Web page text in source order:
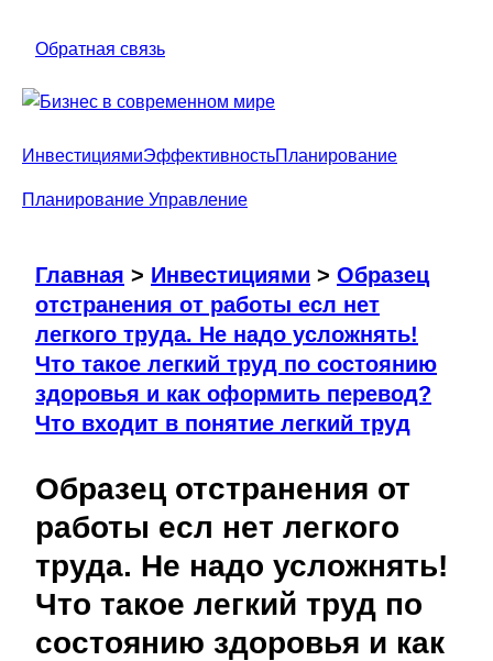
Обратная связь
ИнвестициямиЭффективностьПланирование
Планирование Управление
Главная > Инвестициями > Образец
отстранения от работы есл нет
легкого труда. Не надо усложнять!
Что такое легкий труд по состоянию
здоровья и как оформить перевод?
Что входит в понятие легкий труд
Образец отстранения от
работы есл нет легкого
труда. Не надо усложнять!
Что такое легкий труд по
состоянию здоровья и как